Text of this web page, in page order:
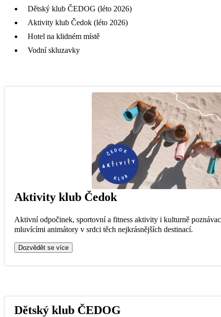
Dětský klub ČEDOG (léto 2026)
Aktivity klub Čedok (léto 2026)
Hotel na klidném místě
Vodní skluzavky
Aktivity klub Čedok
Aktivní odpočinek, sportovní a fitness aktivity i kulturně
mluvícími animátory v srdci těch nejkrásnějších destinací.
Dozvědět se více
Dětský klub ČEDOG